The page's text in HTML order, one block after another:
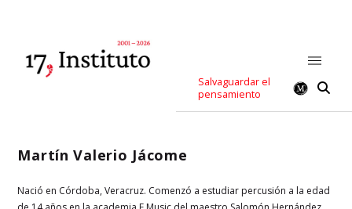
Salvaguardar el
pensamiento
Martín Valerio Jácome
Nació en Córdoba, Veracruz. Comenzó a estudiar percusión a la edad